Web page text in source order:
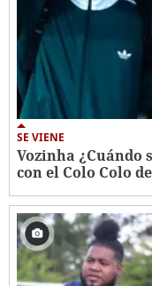
SE VIENE
Vozinha ¿Cuándo
con el Colo Colo